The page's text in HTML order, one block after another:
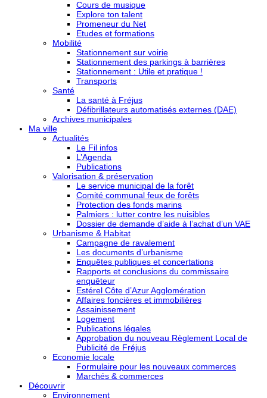
Cours de musique
Explore ton talent
Promeneur du Net
Etudes et formations
Mobilité
Stationnement sur voirie
Stationnement des parkings à barrières
Stationnement : Utile et pratique !
Transports
Santé
La santé à Fréjus
Défibrillateurs automatisés externes (DAE)
Archives municipales
Ma ville
Actualités
Le Fil infos
L’Agenda
Publications
Valorisation & préservation
Le service municipal de la forêt
Comité communal feux de forêts
Protection des fonds marins
Palmiers : lutter contre les nuisibles
Dossier de demande d’aide à l’achat d’un VAE
Urbanisme & Habitat
Campagne de ravalement
Les documents d’urbanisme
Enquêtes publiques et concertations
Rapports et conclusions du commissaire
enquêteur
Estérel Côte d’Azur Agglomération
Affaires foncières et immobilières
Assainissement
Logement
Publications légales
Approbation du nouveau Règlement Local de
Publicité de Fréjus
Economie locale
Formulaire pour les nouveaux commerces
Marchés & commerces
Découvrir
Environnement